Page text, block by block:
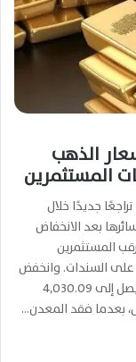
الذهب
المستثمرين
جديدًا خلال
2026، مواصلةً خسائرها بعد الانخفاض
المستثمرين
على السندات. وانخفض
سعر الذهب في المعاملات الفورية بنسبة 0.4% ليصل إلى 4,030.09